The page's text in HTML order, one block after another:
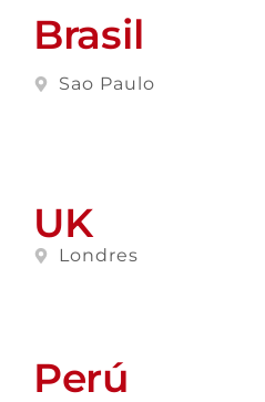
Brasil
Sao Paulo
UK
Londres
Perú